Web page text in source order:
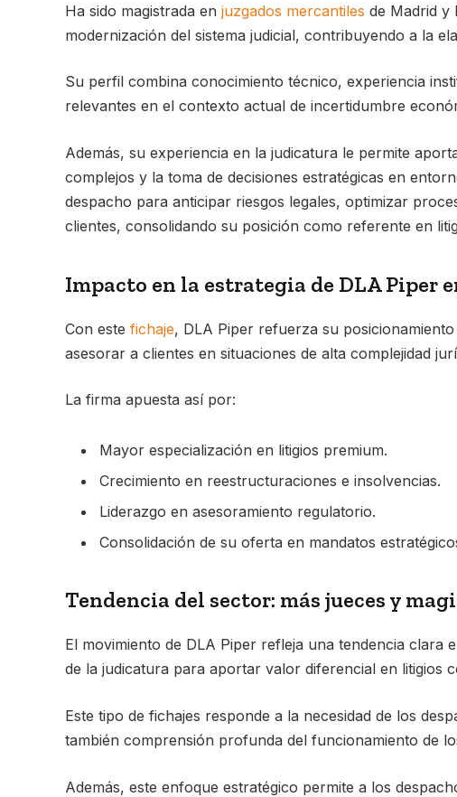
Ha sido magistrada enjuzgados mercantiles de Madrid y
modernización del sistema judicial, contribuyendo a la
Su perfil combina conocimiento técnico, experiencia
relevantes en el contexto actual de incertidumbre
Además, su experiencia en la judicatura le permite
complejos y la toma de decisiones estratégicas en
despacho para anticipar riesgos legales, optimizar
clientes, consolidando su posición como referente en
Impacto en la estrategia de DLA Piper
Con estefichaje, DLA Piper refuerza su
asesorar a clientes en situaciones de alta complejidad
La firma apuesta así por:
Mayor especialización en litigios premium.
Crecimiento en reestructuraciones e insolvencias.
Liderazgo en asesoramiento regulatorio.
Consolidación de su oferta en mandatos
Tendencia del sector: más jueces y
El movimiento de DLA Piper refleja una tendencia clara
de la judicatura para aportar valor diferencial en litigios
Este tipo de fichajes responde a la necesidad de los
también comprensión profunda del funcionamiento de
Además, este enfoque estratégico permite a los